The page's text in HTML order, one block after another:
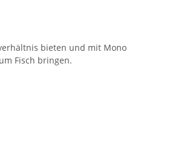
bieten und mit Mono
Fisch bringen.